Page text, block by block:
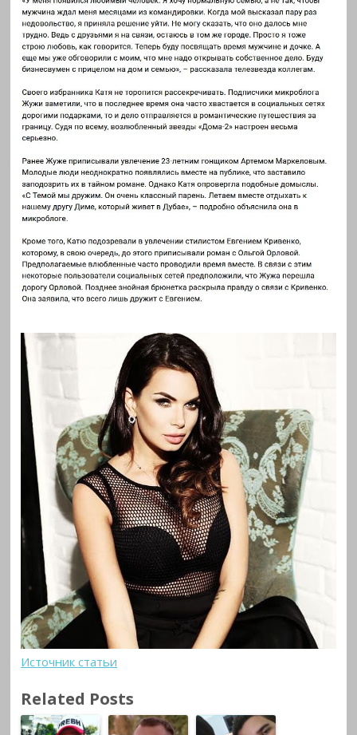
Источник статьи
Related Posts